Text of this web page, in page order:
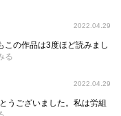
抱えている重大な
」
、監査役と言っても
れない者”或いは“退
。私が知る会社も、
2022.04.29
の作品は3度ほど読みまし
る
2022.04.29
うございました。私は労組